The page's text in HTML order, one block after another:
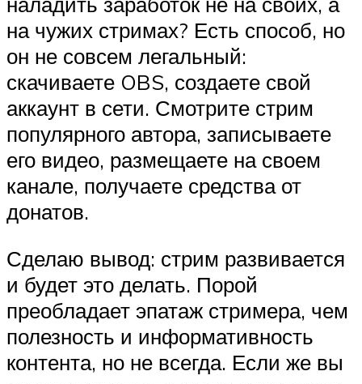
на чужих стримах? Есть способ, но
он не совсем легальный:
скачиваете OBS, создаете свой
аккаунт в сети. Смотрите стрим
популярного автора, записываете
его видео, размещаете на своем
канале, получаете средства от
донатов.
Сделаю вывод: стрим развивается
и будет это делать. Порой
преобладает эпатаж стримера, чем
полезность и информативность
контента, но не всегда. Если же вы